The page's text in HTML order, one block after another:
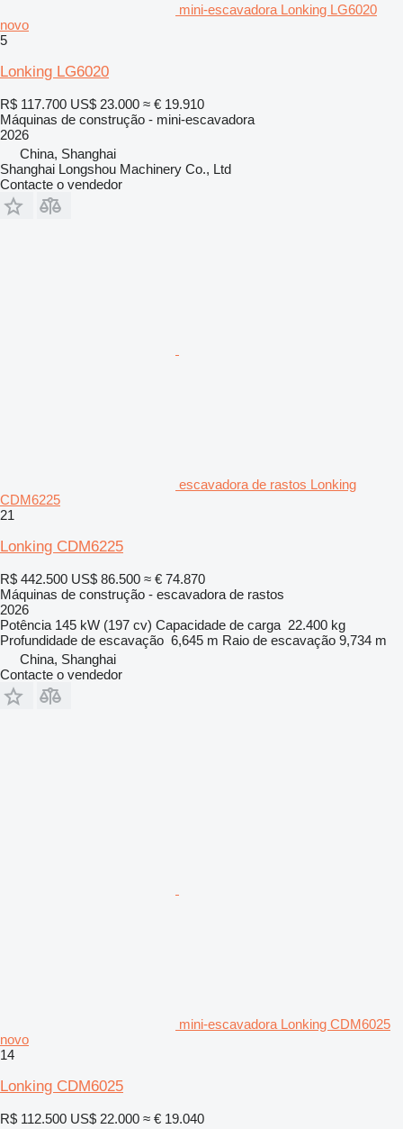
mini-escavadora Lonking LG6020
novo
5
Lonking LG6020
R$ 117.700 US$ 23.000 ≈ € 19.910
Máquinas de construção - mini-escavadora
2026
China, Shanghai
Shanghai Longshou Machinery Co., Ltd
Contacte o vendedor
escavadora de rastos Lonking
CDM6225
21
Lonking CDM6225
R$ 442.500 US$ 86.500 ≈ € 74.870
Máquinas de construção - escavadora de rastos
2026
Potência 145 kW (197 cv) Capacidade de carga 22.400 kg
Profundidade de escavação 6,645 m Raio de escavação 9,734 m
China, Shanghai
Contacte o vendedor
mini-escavadora Lonking CDM6025
novo
14
Lonking CDM6025
R$ 112.500 US$ 22.000 ≈ € 19.040